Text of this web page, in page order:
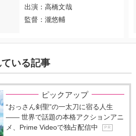
出演：高橋文哉
監督：瀧悠輔
ている記事
ピックアップ
“おっさん剣聖”の一太刀に宿る人生
―― 世界で話題の本格アクションアニ
メ、Prime Videoで独占配信中
P R